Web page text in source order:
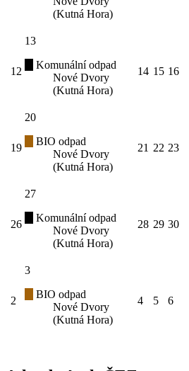
(Kutná Hora)
12
13
Komunální odpad
Nové Dvory
(Kutná Hora)
14 15 16
19
20
BIO odpad
Nové Dvory
(Kutná Hora)
21 22 23
26
27
Komunální odpad
Nové Dvory
(Kutná Hora)
28 29 30
2
3
BIO odpad
Nové Dvory
(Kutná Hora)
4 5 6